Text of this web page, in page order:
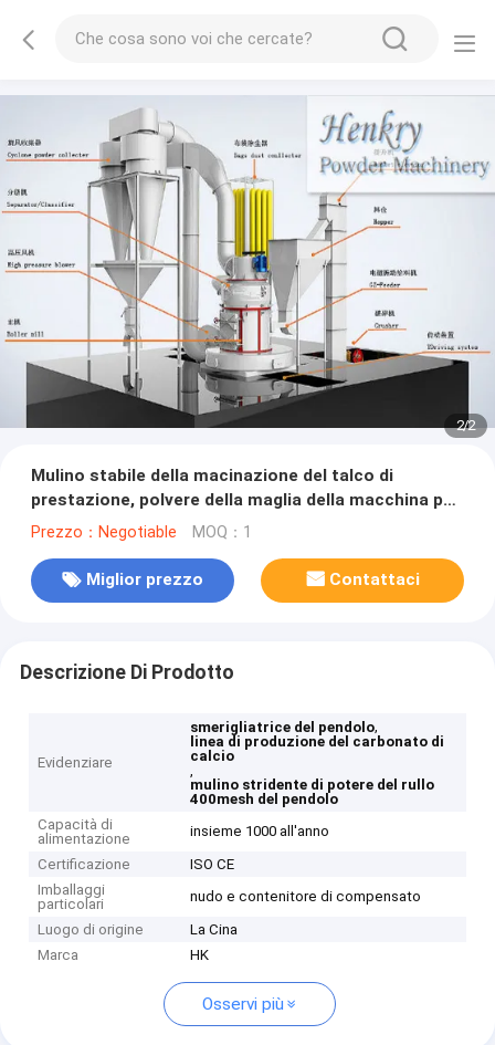
2/2
Mulino stabile della macinazione del talco di
prestazione, polvere della maglia della macchina per
la frantumazione del talco 400
Prezzo：Negotiable MOQ：1
Miglior prezzo Contattaci
Descrizione Di Prodotto
Evidenziare
smerigliatrice del pendolo,
linea di produzione del carbonato di
calcio
,
mulino stridente di potere del rullo
400mesh del pendolo
Capacità di
alimentazione
insieme 1000 all'anno
Certificazione
ISO CE
Imballaggi
particolari
nudo e contenitore di compensato
Luogo di origine
La Cina
Marca
HK
Osservi più